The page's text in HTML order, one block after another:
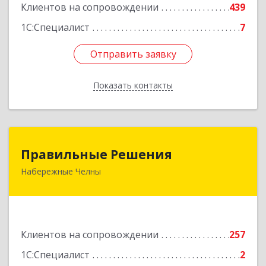
Клиентов на сопровождении
439
1С:Специалист
7
Отправить заявку
Показать контакты
Отправить заявку
Назад
Правильные Решения
Набережные Челны
Клиентов на сопровождении
257
1С:Специалист
2
423832, Татарстан Респ, Набережные Челны г,